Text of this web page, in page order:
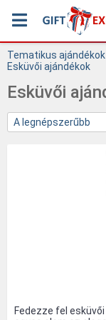
Tematikus ajándékok
Esküvői ajándékok
Esküvői
A legnépszerűbb
Fedezze fel